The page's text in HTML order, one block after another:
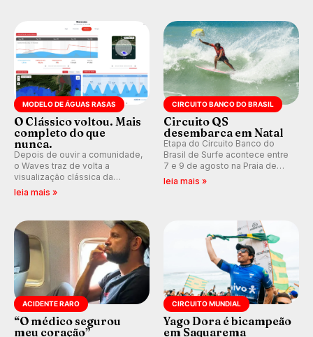
Kelly Slater convidado.
MODELO DE ÁGUAS RASAS
O Clássico voltou. Mais
completo do que
nunca.
Depois de ouvir a comunidade,
o Waves traz de volta a
visualização clássica da
previsão de águas rasas,
ondas para até 16 dias.
leia mais »
CIRCUITO BANCO DO BRASIL
Circuito QS
desembarca em Natal
Etapa do Circuito Banco do
Brasil de Surfe acontece entre
7 e 9 de agosto na Praia de
Miami (RN), em disputas
leia mais »
ACIDENTE RARO
“O médico segurou
meu coração”
CIRCUITO MUNDIAL
Yago Dora é bicampeão
em Saquarema